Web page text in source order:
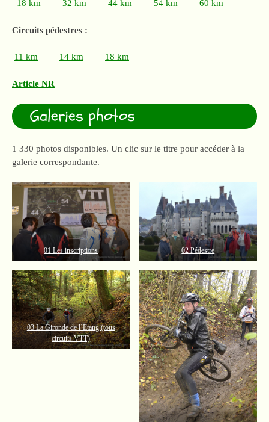
18 km 32 km 44 km 54 km 60 km
Circuits pédestres :
11 km 14 km 18 km
Article NR
Galeries photos
1 330 photos disponibles. Un clic sur le titre pour accéder à la
galerie correspondante.
01 Les inscriptions 02 Pédestre
03 La Gironde de l’Etang (tous
circuits VTT)